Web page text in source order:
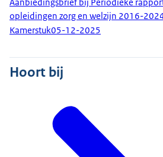
opleidingen zorg en welzijn 2016-
Kamerstuk05-12-2025
Hoort bij